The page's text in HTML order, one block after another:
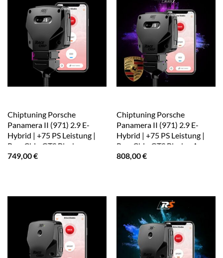
Chiptuning Porsche
Panamera II (971) 2.9 E-
Hybrid | +75 PS Leistung |
RaceChip GTS Black
749,00€
Chiptuning Porsche
Panamera II (971) 2.9 E-
Hybrid | +75 PS Leistung |
RaceChip GTS Black + App
808,00€